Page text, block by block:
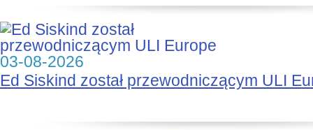
03-08-2026
Ed Siskind został przewodniczącym ULI